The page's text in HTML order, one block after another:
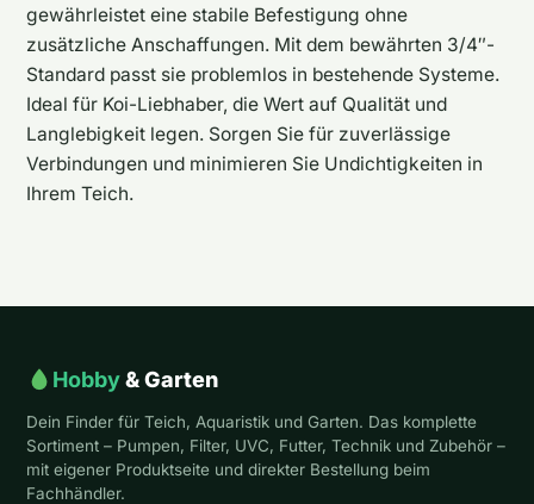
gewährleistet eine stabile Befestigung ohne
zusätzliche Anschaffungen. Mit dem bewährten 3/4″-
Standard passt sie problemlos in bestehende Systeme.
Ideal für Koi-Liebhaber, die Wert auf Qualität und
Langlebigkeit legen. Sorgen Sie für zuverlässige
Verbindungen und minimieren Sie Undichtigkeiten in
Ihrem Teich.
Hobby& Garten
Dein Finder für Teich, Aquaristik und Garten. Das komplette
Sortiment – Pumpen, Filter, UVC, Futter, Technik und Zubehör –
mit eigener Produktseite und direkter Bestellung beim
Fachhändler.